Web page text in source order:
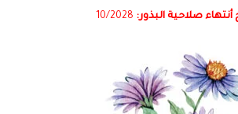
أنتهاء صلاحية البذور: 10/2028